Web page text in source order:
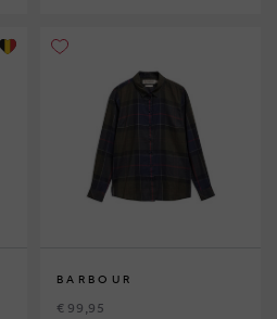
BARBOUR
€ 99,95